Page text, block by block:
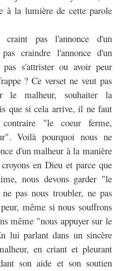
à la lumière de cette parole
pas l'annonce d'un
craindre l'annonce d'un
s'attrister ou avoir peur
? Ce verset ne veut pas
le malheur, souhaiter la
que si cela arrive, il ne faut
"le coeur ferme,
Voilà pourquoi nous ne
d'un malheur à la manière
en Dieu et parce que
nous devons garder "le
pas nous troubler, ne pas
même si nous souffrons
même "nous appuyer sur le
lui parlant dans un sincère
en criant et pleurant
son aide et son soutien